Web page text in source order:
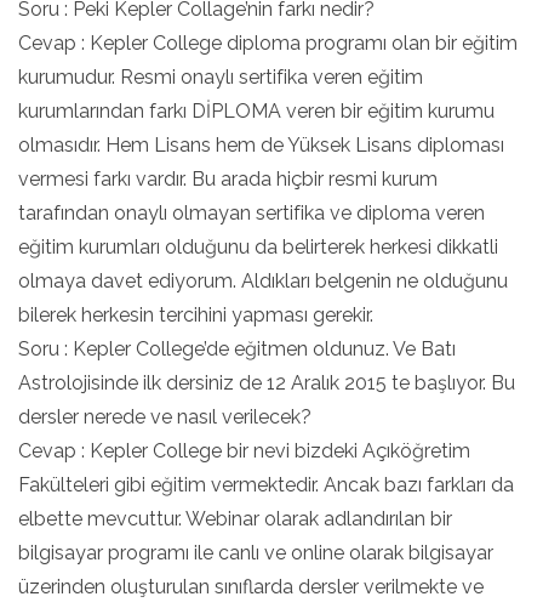
Soru : Peki Kepler Collage’nin farkı nedir?
Cevap : Kepler College diploma programı olan bir eğitim
kurumudur. Resmi onaylı sertifika veren eğitim
kurumlarından farkı DİPLOMA veren bir eğitim kurumu
olmasıdır. Hem Lisans hem de Yüksek Lisans diploması
vermesi farkı vardır. Bu arada hiçbir resmi kurum
tarafından onaylı olmayan sertifika ve diploma veren
eğitim kurumları olduğunu da belirterek herkesi dikkatli
olmaya davet ediyorum. Aldıkları belgenin ne olduğunu
bilerek herkesin tercihini yapması gerekir.
Soru : Kepler College’de eğitmen oldunuz. Ve Batı
Astrolojisinde ilk dersiniz de 12 Aralık 2015 te başlıyor. Bu
dersler nerede ve nasıl verilecek?
Cevap : Kepler College bir nevi bizdeki Açıköğretim
Fakülteleri gibi eğitim vermektedir. Ancak bazı farkları da
elbette mevcuttur. Webinar olarak adlandırılan bir
bilgisayar programı ile canlı ve online olarak bilgisayar
üzerinden oluşturulan sınıflarda dersler verilmekte ve